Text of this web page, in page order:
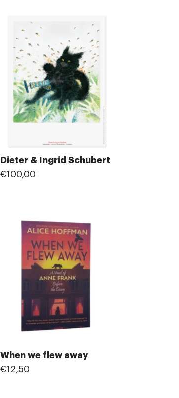
Dieter & Ingrid Schubert
€100,00
When we flew away
€12,50